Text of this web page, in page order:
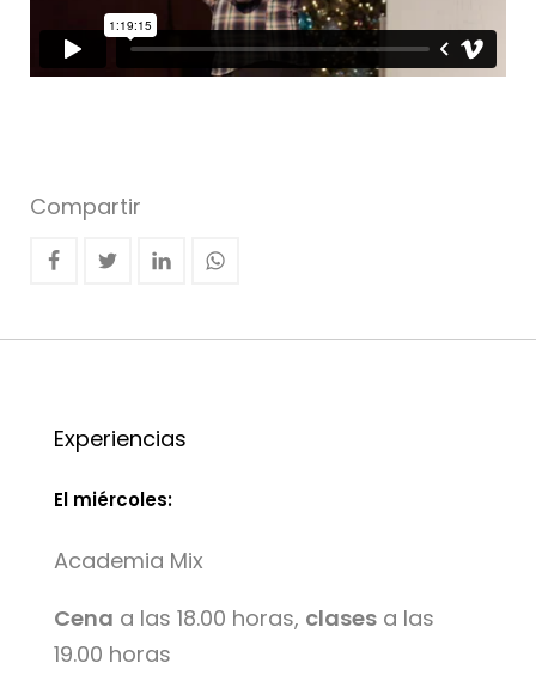
Compartir
Experiencias
El miércoles:
Academia Mix
Cena a las 18.00 horas, clasesa las
19.00 horas